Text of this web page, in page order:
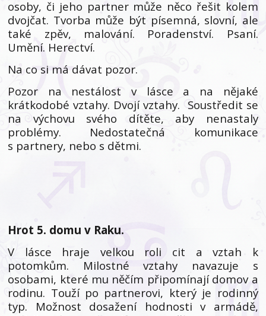
osoby, či jeho partner může něco řešit kolem
dvojčat. Tvorba může být písemná, slovní, ale
také zpěv, malování. Poradenství. Psaní.
Umění. Herectví.
Na co si má dávat pozor.
Pozor na nestálost v lásce a na nějaké
krátkodobé vztahy. Dvojí vztahy. Soustředit se
na výchovu svého dítěte, aby nenastaly
problémy. Nedostatečná komunikace
s partnery, nebo s dětmi.
Hrot 5. domu v Raku.
V lásce hraje velkou roli cit a vztah k
potomkům. Milostné vztahy navazuje s
osobami, které mu něčím připomínají domov a
rodinu. Touží po partnerovi, který je rodinný
typ. Možnost dosažení hodnosti v armádě,